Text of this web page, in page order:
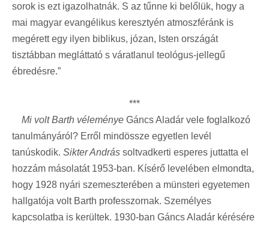
sorok is ezt igazolhatnák. S az tűnne ki belőlük, hogy a
mai magyar evangélikus keresztyén atmoszféránk is
megérett egy ilyen biblikus, józan, Isten országát
tisztábban megláttató s váratlanul teológus-jellegű
ébredésre.”
***
Mi volt Barth véleménye Gáncs Aladár vele foglalkozó
tanulmányáról? Erről mindössze egyetlen levél
tanúskodik. Sikter András soltvadkerti esperes juttatta el
hozzám másolatát 1953-ban. Kísérő levelében elmondta,
hogy 1928 nyári szemeszterében a münsteri egyetemen
hallgatója volt Barth professzornak. Személyes
kapcsolatba is kerültek. 1930-ban Gáncs Aladár kérésére